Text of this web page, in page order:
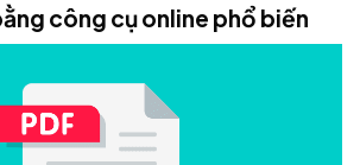
công cụ online phổ biến